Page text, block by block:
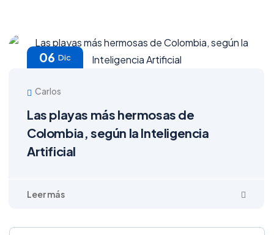
06 Dic
Carlos
Las playas más hermosas de
Colombia, según la Inteligencia
Artificial